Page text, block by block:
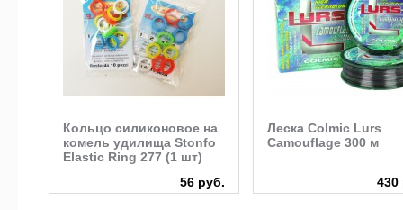
Кольцо силиконовое на
комель удилища Stonfo
Elastic Ring 277 (1 шт)
56 руб.
Леска Colmic Lurs
Camouflage 300 м
430